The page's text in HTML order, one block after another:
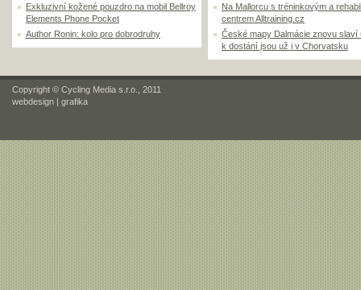
Exkluzivní kožené pouzdro na mobil Bellroy
Elements Phone Pocket
Author Ronin: kolo pro dobrodruhy
Na Mallorcu s tréninkovým a
centrem Alltraining.cz
České mapy Dalmácie znovu slaví
k dostání jsou už i v Chorvatsku
Copyright © Cycling Media s.r.o., 2011
webdesign | grafika